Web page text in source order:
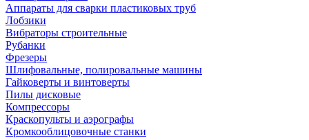
Аппараты для сварки пластиковых труб
Лобзики
Вибраторы строительные
Рубанки
Фрезеры
Шлифовальные, полировальные машины
Гайковерты и винтоверты
Пилы дисковые
Компрессоры
Краскопульты и аэрографы
Кромкооблицовочные станки